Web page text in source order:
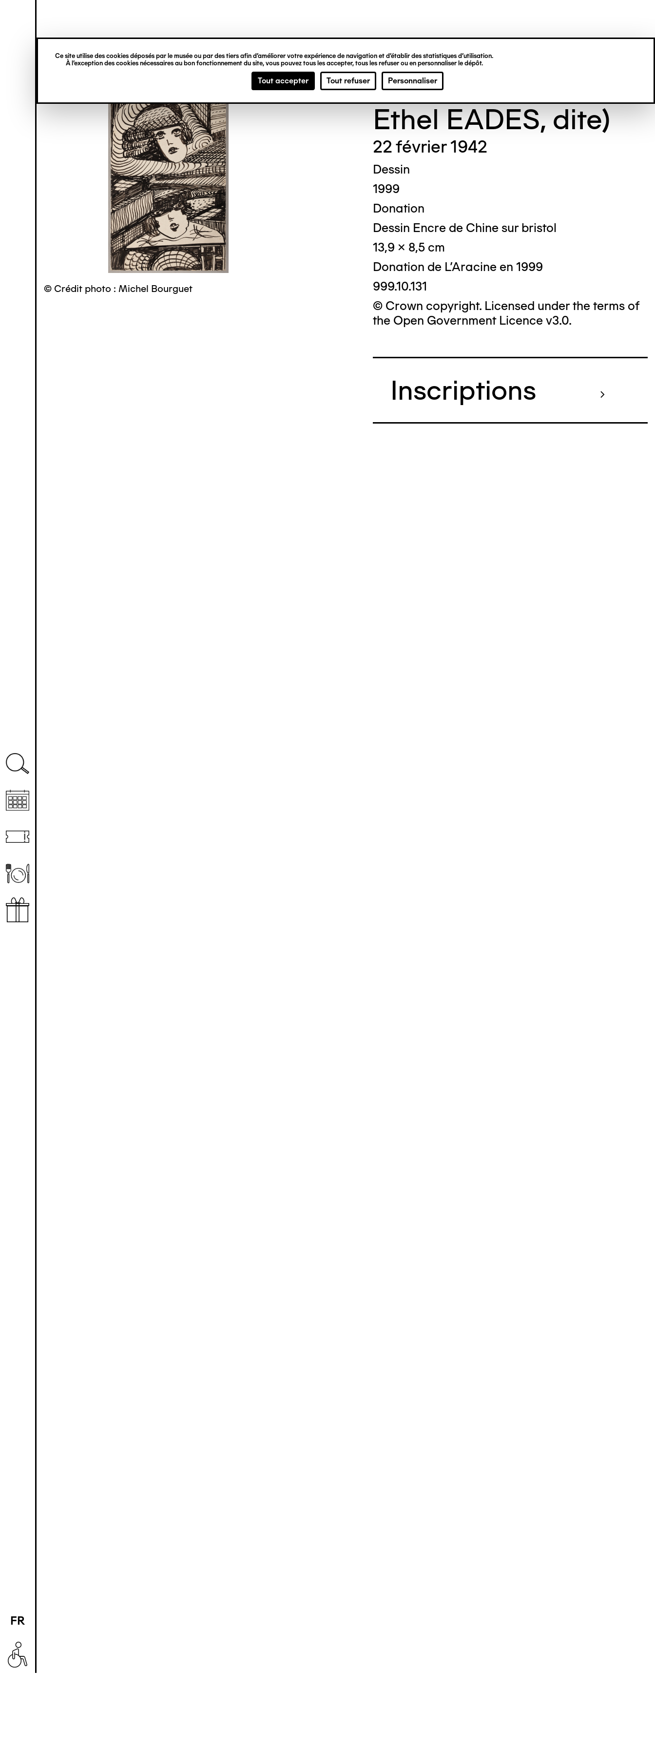
Ce site utilise des cookies déposés par le musée ou par des tiers afin d’améliorer votre expérience de navigation et d’établir des statistiques d’utilisation.
À l’exception des cookies nécessaires au bon fonctionnement du site, vous pouvez tous les accepter, tous les refuser ou en personnaliser le dépôt.
Tout accepter Tout refuser Personnaliser
principal
verticale
FR
EN
© Crédit photo : Michel Bourguet
Madge GILL (Maude
Ethel EADES, dite)
22 février 1942
Dessin
1999
Donation
Dessin Encre de Chine sur bristol
13,9 x 8,5 cm
Donation de L'Aracine en 1999
999.10.131
© Crown copyright. Licensed under the terms of
the Open Government Licence v3.0.
Inscriptions